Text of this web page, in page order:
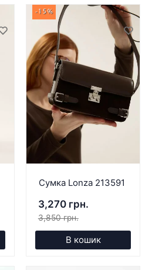
-15%
Сумка Lonza 213591
3,270 грн.
3,850 грн.
В кошик